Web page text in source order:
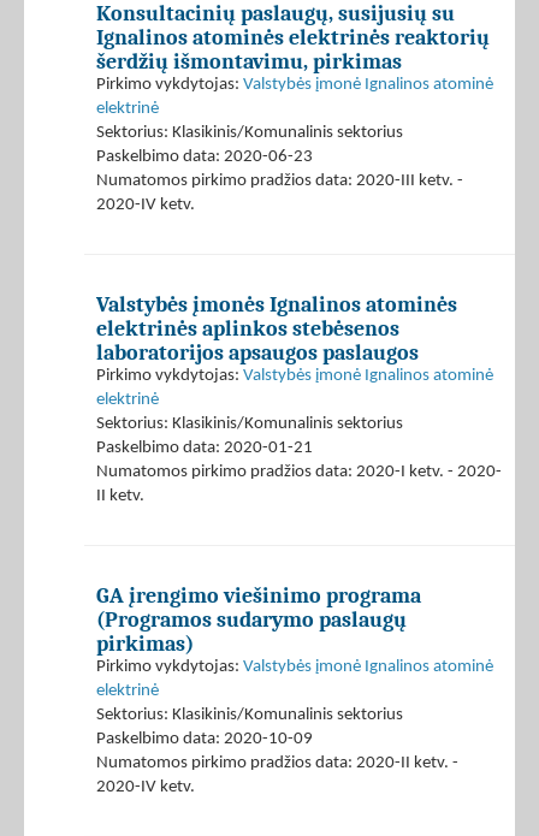
Konsultacinių paslaugų, susijusių su
Ignalinos atominės elektrinės reaktorių
šerdžių išmontavimu, pirkimas
Pirkimo vykdytojas: Valstybės įmonė Ignalinos atominė
elektrinė
Sektorius: Klasikinis/Komunalinis sektorius
Paskelbimo data: 2020-06-23
Numatomos pirkimo pradžios data: 2020-III ketv. -
2020-IV ketv.
Valstybės įmonės Ignalinos atominės
elektrinės aplinkos stebėsenos
laboratorijos apsaugos paslaugos
Pirkimo vykdytojas: Valstybės įmonė Ignalinos atominė
elektrinė
Sektorius: Klasikinis/Komunalinis sektorius
Paskelbimo data: 2020-01-21
Numatomos pirkimo pradžios data: 2020-I ketv. - 2020-
II ketv.
GA įrengimo viešinimo programa
(Programos sudarymo paslaugų
pirkimas)
Pirkimo vykdytojas: Valstybės įmonė Ignalinos atominė
elektrinė
Sektorius: Klasikinis/Komunalinis sektorius
Paskelbimo data: 2020-10-09
Numatomos pirkimo pradžios data: 2020-II ketv. -
2020-IV ketv.